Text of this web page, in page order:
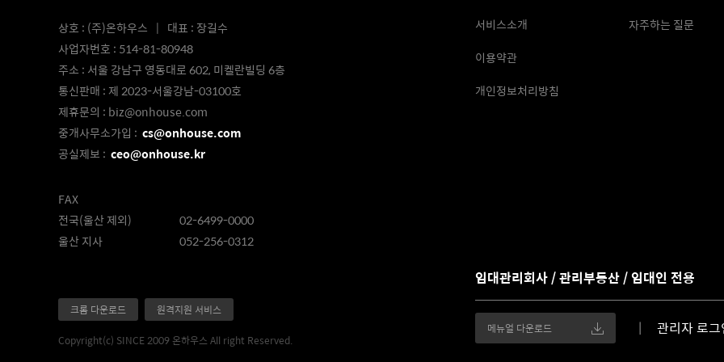
상호 (주)온하우스 대표 장길수
사업자번호 514-81-80948
주소 서울 강남구 영동대로 602, 미켈란빌딩 6층
통신판매 제 2023-서울강남-03100호
제휴문의 biz@onhouse.com
중개사무소가입 : cs@onhouse.com
공실제보 : ceo@onhouse.kr
FAX
전국(울산 제외)
02-6499-0000
울산 지사
052-256-0312
크롬 다운로드 원격지원 서비스
Copyright(c) SINCE 2009 온하우스 All right Reserved.
서비스소개
이용약관
개인정보처리방침
임대관리회사 / 관리부동산 / 임대인 전용
메뉴얼 다운로드 관리자 로
자주하는 질문